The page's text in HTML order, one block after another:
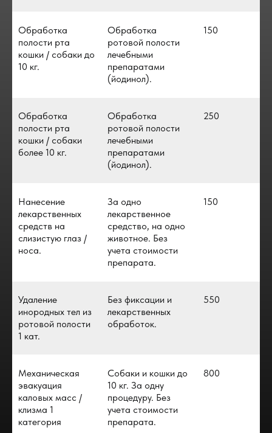
Обработка
полости рта
кошки / собаки до
10 кг.
Обработка
ротовой полости
лечебными
препаратами
(йодинол).
150
Обработка
полости рта
кошки / собаки
более 10 кг.
Обработка
ротовой полости
лечебными
препаратами
(йодинол).
250
Нанесение
лекарственных
средств на
слизистую глаз /
носа.
За одно
лекарственное
средство, на одно
животное. Без
учета стоимости
препарата.
150
Удаление
инородных тел из
ротовой полости
1 кат.
Без фиксации и
лекарственных
обработок.
550
Механическая
эвакуация
каловых масс /
клизма 1
категория
Собаки и кошки до
10 кг. За одну
процедуру. Без
учета стоимости
препарата.
800